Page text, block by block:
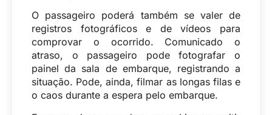
O passageiro poderá também se valer de
registros fotográficos e de vídeos para
comprovar o ocorrido. Comunicado o
atraso, o passageiro pode fotografar o
painel da sala de embarque, registrando a
situação. Pode, ainda, filmar as longas filas e
o caos durante a espera pelo embarque.